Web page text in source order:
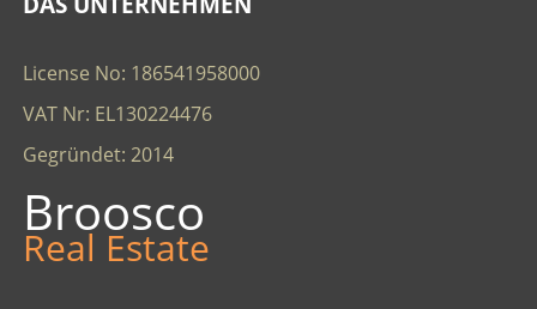
License No: 186541958000
VAT Nr: EL130224476
Gegründet: 2014
Broosco
Real Estate